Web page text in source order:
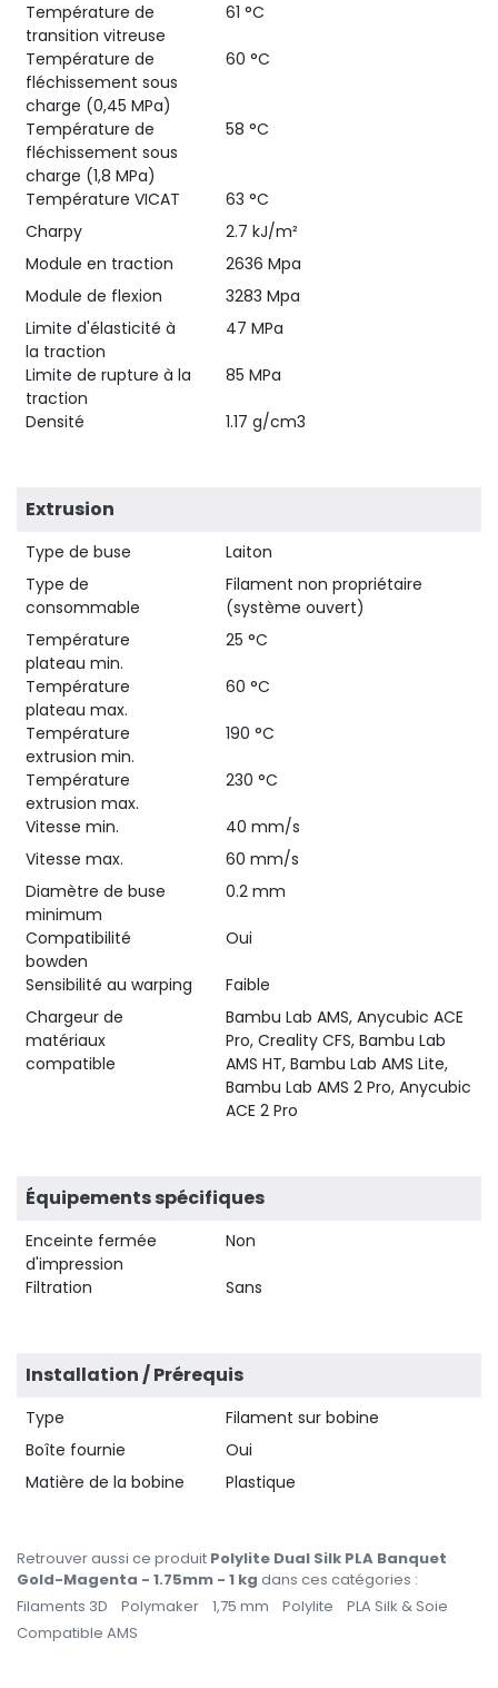
Température de
transition vitreuse
61 °C
Température de
fléchissement sous
charge (0,45 MPa)
60 °C
Température de
fléchissement sous
charge (1,8 MPa)
58 °C
Température VICAT
63 °C
Charpy
2.7 kJ/m²
Module en traction
2636 Mpa
Module de flexion
3283 Mpa
Limite d'élasticité à
la traction
47 MPa
Limite de rupture à la
traction
85 MPa
Densité 1.17 g/cm3
Extrusion
Type de buse
Laiton
Type de
consommable
Filament non propriétaire
(système ouvert)
Température
plateau min.
25 °C
Température
plateau max.
60 °C
Température
extrusion min.
190 °C
Température
extrusion max.
230 °C
Vitesse min.
40 mm/s
Vitesse max.
60 mm/s
Diamètre de buse
minimum
0.2 mm
Compatibilité
bowden
Oui
Sensibilité au warping
Faible
Chargeur de
matériaux
compatible
Bambu Lab AMS, Anycubic ACE
Pro, Creality CFS, Bambu Lab
AMS HT, Bambu Lab AMS Lite,
Bambu Lab AMS 2 Pro, Anycubic
ACE 2 Pro
Équipements spécifiques
Enceinte fermée
d'impression
Non
Filtration Sans
Installation / Prérequis
Type
Filament sur bobine
Boîte fournie
Oui
Matière de la bobine
Plastique
Retrouver aussi ce produit Polylite Dual Silk PLA Banquet
Gold-Magenta - 1.75mm - 1 kg dans ces catégories :
Filaments 3D
Polymaker 1,75 mm Polylite
PLA Silk & Soie
Compatible AMS